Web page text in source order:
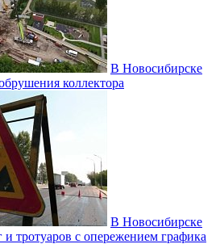
В Новосибирске
коллектора
В Новосибирске
тротуаров с опережением графика